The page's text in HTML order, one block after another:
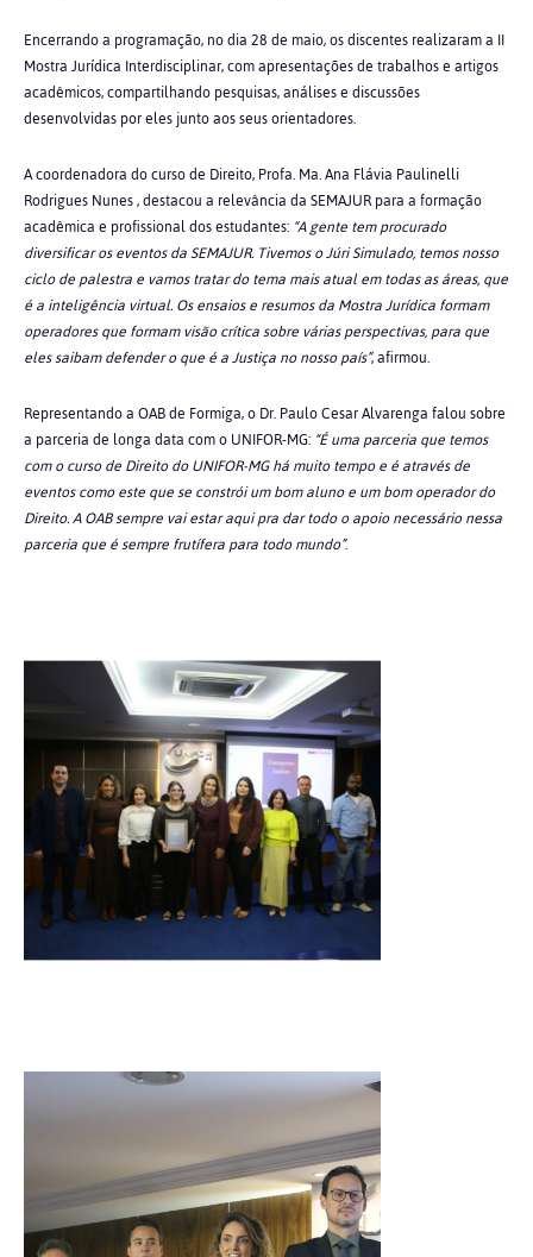
Encerrando a programação, no dia 28 de maio, os discentes realizaram a II
Mostra Jurídica Interdisciplinar, com apresentações de trabalhos e artigos
acadêmicos, compartilhando pesquisas, análises e discussões
desenvolvidas por eles junto aos seus orientadores.
A coordenadora do curso de Direito,Profa. Ma. Ana Flávia Paulinelli
Rodrigues Nunes, destacou a relevância da SEMAJUR para a formação
acadêmica e profissional dos estudantes: “A gente tem procurado
diversificar os eventos da SEMAJUR. Tivemos o Júri Simulado, temos nosso
ciclo de palestra e vamos tratar do tema mais atual em todas as áreas, que
é a inteligência virtual. Os ensaios e resumos da Mostra Jurídica formam
operadores que formam visão crítica sobre várias perspectivas, para que
eles saibam defender o que é a Justiça no nosso país”, afirmou.
Representando a OAB de Formiga, o Dr. Paulo Cesar Alvarenga falou sobre
a parceria de longa data com o UNIFOR-MG: “É uma parceria que temos
com o curso de Direito do UNIFOR-MG há muito tempo e é através de
eventos como este que se constrói um bom aluno e um bom operador do
Direito. A OAB sempre vai estar aqui pra dar todo o apoio necessário nessa
parceria que é sempre frutífera para todo mundo”.